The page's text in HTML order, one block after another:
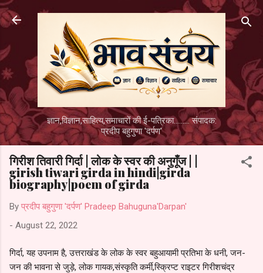
Skip to main content
ज्ञान,विज्ञान,साहित्य,समाचारों की ई-पत्रिका......... संपादक:
प्रदीप बहुगुणा 'दर्पण'
गिरीश तिवारी गिर्दा | लोक के स्वर की अनुगूँज | |
girish tiwari girda in hindi|girda
biography|poem of girda
By प्रदीप बहुगुणा 'दर्पण' Pradeep Bahuguna'Darpan'
- August 22, 2022
गिर्दा, यह उपनाम है, उत्तराखंड के लोक के स्वर बहुआयामी प्रतिभा के धनी, जन-
जन की भावना से जुड़े, लोक गायक,संस्कृति कर्मी,स्क्रिप्ट राइटर गिरीशचंद्र